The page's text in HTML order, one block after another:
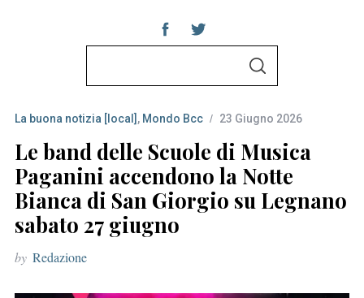
r
c
h
f
o
r
:
S
C
H
La buona notizia [local] , Mondo Bcc 23 Giugno 2026
Le band delle Scuole di Musica
Paganini accendono la Notte
Bianca di San Giorgio su Legnano
sabato 27 giugno
by Redazione